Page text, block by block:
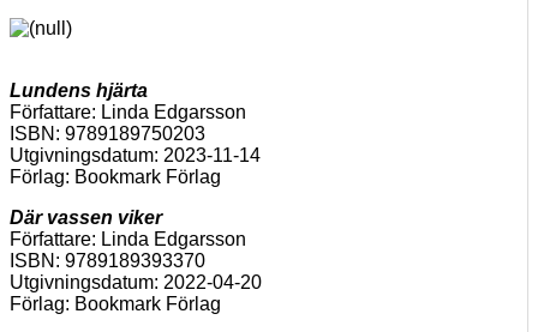
Lundens hjärta
Författare: Linda Edgarsson
ISBN: 9789189750203
Utgivningsdatum: 2023-11-14
Förlag: Bookmark Förlag
Där vassen viker
Författare: Linda Edgarsson
ISBN: 9789189393370
Utgivningsdatum: 2022-04-20
Förlag: Bookmark Förlag